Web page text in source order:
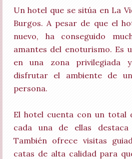
Un hotel que se sitúa en La
Burgos. A pesar de que el
nuevo, ha conseguido
amantes del enoturismo. Es
en una zona privilegiada
disfrutar el ambiente de
persona.
El hotel cuenta con un total
cada una de ellas
También ofrece visitas
catas de alta calidad para